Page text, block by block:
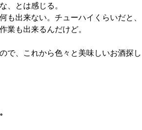
、とは感じる。
も出来ない。チューハイくらいだと、
業も出来るんだけど。
で、これから色々と美味しいお酒探し